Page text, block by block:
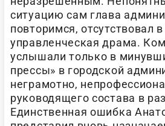
ситуацию сам глава
повторимся, отсутствовал
управленческая драма.
услышали только в
прессы» в городской
неграмотно,
руководящего состава в
Единственная ошибка